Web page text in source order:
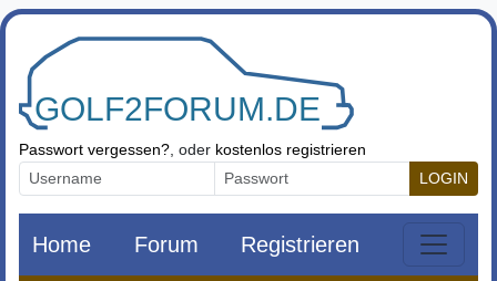
Zum Inhalt springen
Passwort vergessen? , oder kostenlos registrieren
LOGIN
Home Forum Registrieren